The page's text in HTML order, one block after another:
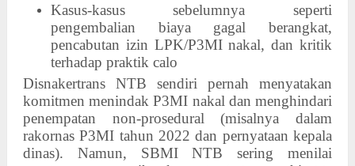
Kasus-kasus sebelumnya seperti
pengembalian biaya gagal berangkat,
pencabutan izin LPK/P3MI nakal, dan kritik
terhadap praktik calo
Disnakertrans NTB sendiri pernah menyatakan
komitmen menindak P3MI nakal dan menghindari
penempatan non-prosedural (misalnya dalam
rakornas P3MI tahun 2022 dan pernyataan kepala
dinas). Namun, SBMI NTB sering menilai